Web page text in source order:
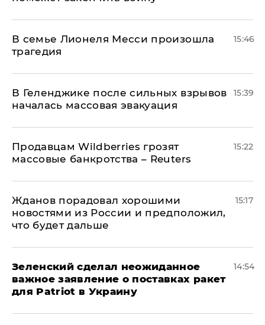
В семье Лионеля Месси произошла
трагедия
15:46
В Геленджике после сильных взрывов
началась массовая эвакуация
15:39
Продавцам Wildberries грозят
массовые банкротства – Reuters
15:22
Жданов порадовал хорошими
новостями из России и предположил,
что будет дальше
15:17
Зеленский сделал неожиданное
важное заявление о поставках ракет
для Patriot в Украину
14:54